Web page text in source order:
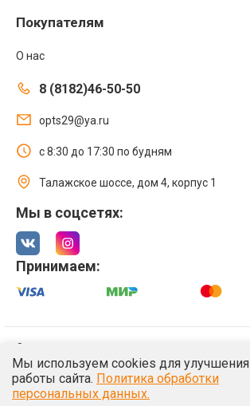
Покупателям
О нас
8 (8182)46-50-50
opts29@ya.ru
с 8:30 до 17:30 по будням
Талажское шоссе, дом 4, корпус 1
Мы в соцсетях:
Принимаем:
Политика обработки персональных данных
/**/
Мы используем cookies для улучшения
работы сайта. Политика обработки
персональных данных.